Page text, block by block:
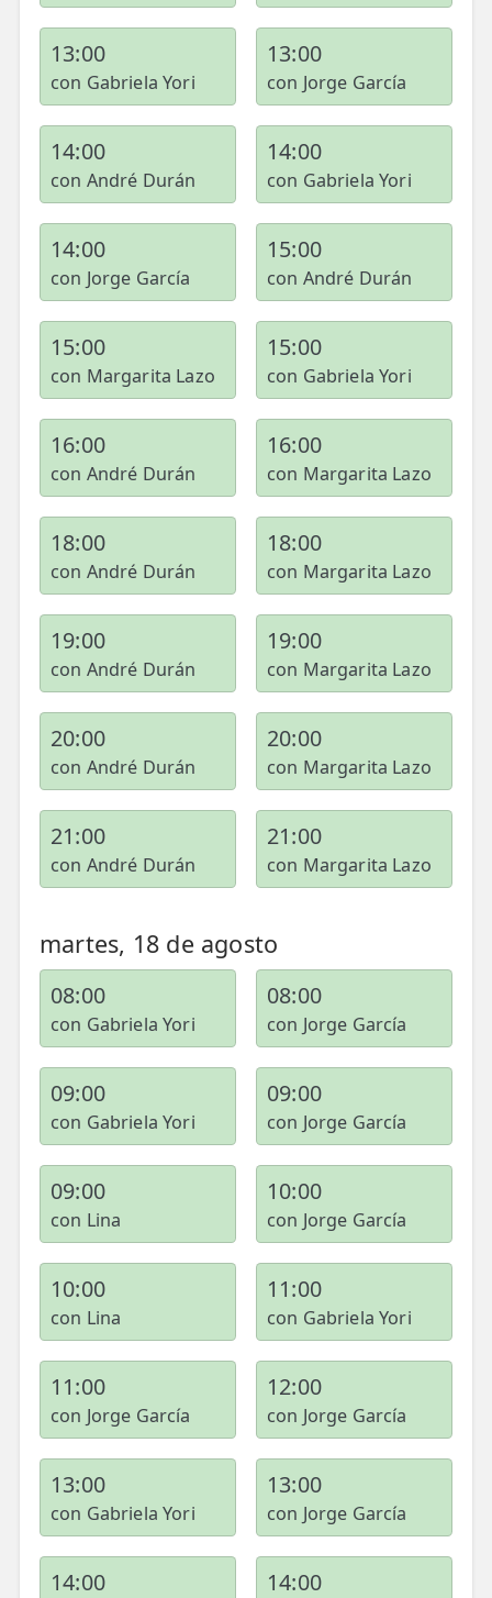
13:00
con Gabriela Yori
13:00
con Jorge García
14:00
con André Durán
14:00
con Gabriela Yori
14:00
con Jorge García
15:00
con André Durán
15:00
con Margarita Lazo
15:00
con Gabriela Yori
16:00
con André Durán
16:00
con Margarita Lazo
18:00
con André Durán
18:00
con Margarita Lazo
19:00
con André Durán
19:00
con Margarita Lazo
20:00
con André Durán
20:00
con Margarita Lazo
21:00
con André Durán
21:00
con Margarita Lazo
martes, 18 de agosto
08:00
con Gabriela Yori
08:00
con Jorge García
09:00
con Gabriela Yori
09:00
con Jorge García
09:00
con Lina
10:00
con Jorge García
10:00
con Lina
11:00
con Gabriela Yori
11:00
con Jorge García
12:00
con Jorge García
13:00
con Gabriela Yori
13:00
con Jorge García
14:00 14:00